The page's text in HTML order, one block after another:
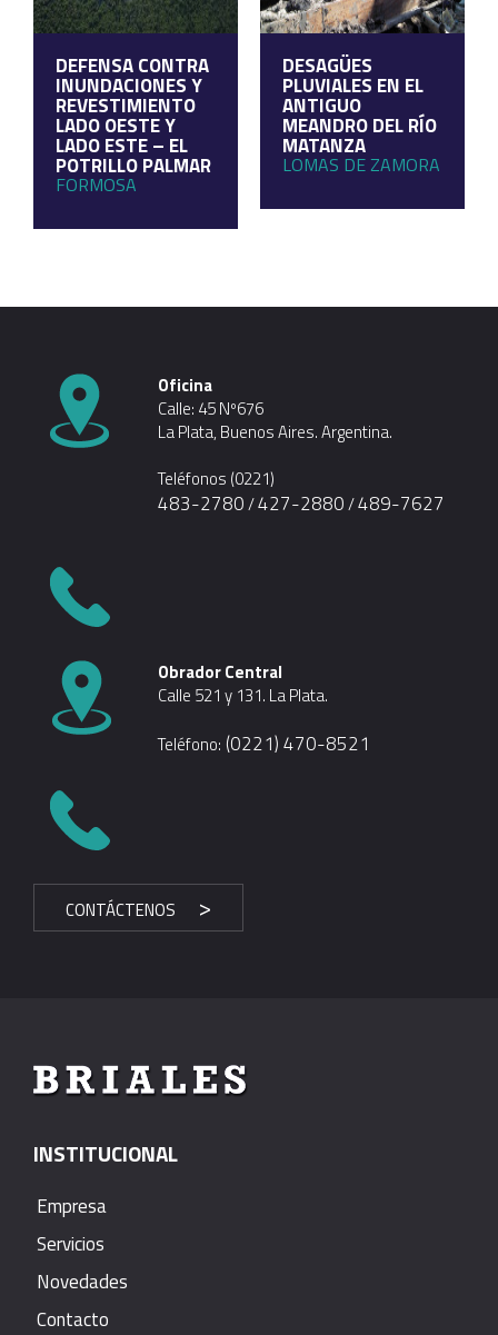
DEFENSA CONTRA
INUNDACIONES Y
REVESTIMIENTO
LADO OESTE Y
LADO ESTE – EL
POTRILLO PALMAR
FORMOSA
DESAGÜES
PLUVIALES EN EL
ANTIGUO
MEANDRO DEL RÍO
MATANZA
LOMAS DE ZAMORA
Oficina
Calle: 45 Nº676
La Plata, Buenos Aires. Argentina.
Teléfonos (0221)
483-2780/427-2880/489-7627
Obrador Central
Calle 521 y 131. La Plata.
Teléfono: (0221) 470-8521
CONTÁCTENOS
INSTITUCIONAL
Empresa
Servicios
Novedades
Contacto